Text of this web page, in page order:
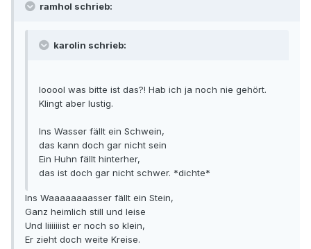
ramhol schrieb:
karolin schrieb:
looool was bitte ist das?! Hab ich ja noch nie gehört.
Klingt aber lustig.
Ins Wasser fällt ein Schwein,
das kann doch gar nicht sein
Ein Huhn fällt hinterher,
das ist doch gar nicht schwer. *dichte*
Ins Waaaaaaaasser fällt ein Stein,
Ganz heimlich still und leise
Und Iiiiiiiist er noch so klein,
Er zieht doch weite Kreise.